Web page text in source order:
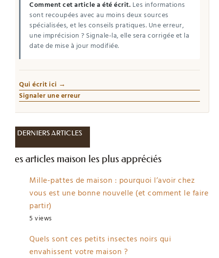
Comment cet article a été écrit. Les informations
sont recoupées avec au moins deux sources
spécialisées, et les conseils pratiques. Une erreur,
une imprécision ? Signale-la, elle sera corrigée et la
date de mise à jour modifiée.
Qui écrit ici →
Signaler une erreur
DERNIERS ARTICLES
Les articles maison les plus appréciés
Mille-pattes de maison : pourquoi l’avoir chez
vous est une bonne nouvelle (et comment le faire
partir)
5 views
Quels sont ces petits insectes noirs qui
envahissent votre maison ?